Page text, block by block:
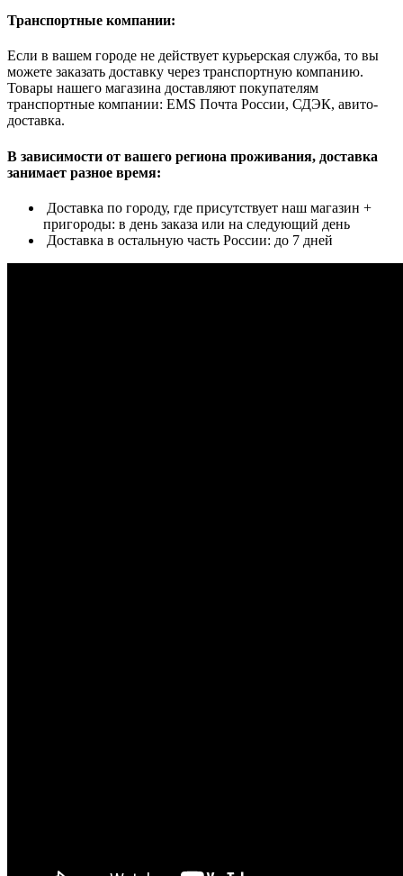
Транспортные компании:
Если в вашем городе не действует курьерская служба, то вы
можете заказать доставку через транспортную компанию.
Товары нашего магазина доставляют покупателям
транспортные компании: EMS Почта России, СДЭК, авито-
доставка.
В зависимости от вашего региона проживания, доставка
занимает разное время:
Доставка по городу, где присутствует наш магазин +
пригороды: в день заказа или на следующий день
Доставка в остальную часть России: до 7 дней